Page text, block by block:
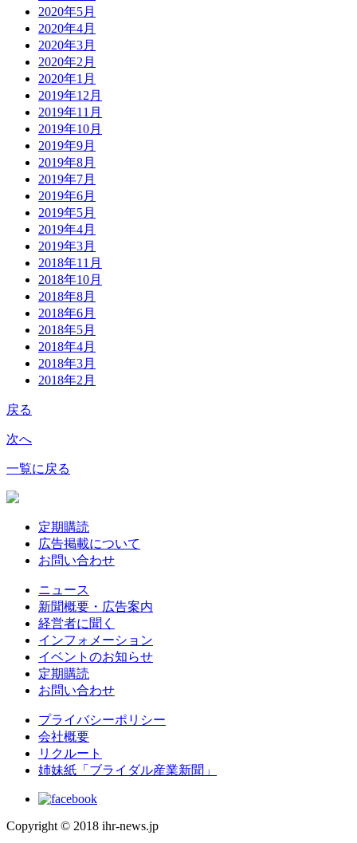
2020年5月
2020年4月
2020年3月
2020年2月
2020年1月
2019年12月
2019年11月
2019年10月
2019年9月
2019年8月
2019年7月
2019年6月
2019年5月
2019年4月
2019年3月
2018年11月
2018年10月
2018年8月
2018年6月
2018年5月
2018年4月
2018年3月
2018年2月
戻る
次へ
一覧に戻る
定期購読
広告掲載について
お問い合わせ
ニュース
新聞概要・広告案内
経営者に聞く
インフォメーション
イベントのお知らせ
定期購読
お問い合わせ
プライバシーポリシー
会社概要
リクルート
姉妹紙「ブライダル産業新聞」
Copyright © 2018 ihr-news.jp